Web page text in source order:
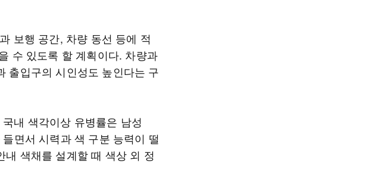
보행 공간, 차량 동선 등에 적
수 있도록 할 계획이다. 차량과
출입구의 시인성도 높인다는 구
내 색각이상 유병률은 남성
면서 시력과 색 구분 능력이 떨
색채를 설계할 때 색상 외 정